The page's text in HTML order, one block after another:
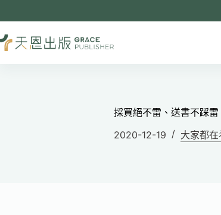
採買絕不雷、送書不踩
2020-12-19
大家都在